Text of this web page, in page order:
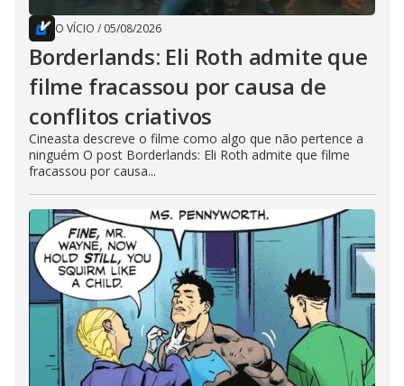
O VÍCIO / 05/08/2026
Borderlands: Eli Roth admite que
filme fracassou por causa de
conflitos criativos
Cineasta descreve o filme como algo que não pertence a
ninguém O post Borderlands: Eli Roth admite que filme
fracassou por causa...